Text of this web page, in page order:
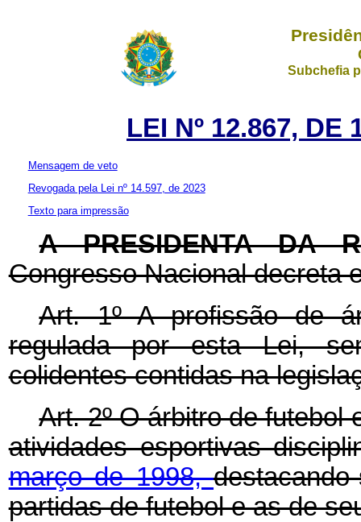
Subchefia
LEI Nº 12.867, DE
Mensagem de veto
Revogada pela Lei nº 14.597, de 2023
Texto para impressão
A PRESIDENTA DA
Congresso Nacional decreta
Art. 1º A profissão de
regulada por esta Lei,
colidentes contidas na
Art. 2º O árbitro de futebol
atividades esportivas
março de 1998,
partidas de futebol e as de